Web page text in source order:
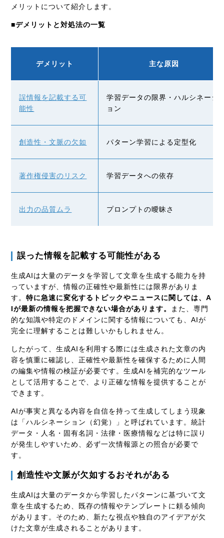
メリットについて紹介します。
■デメリットと対処法の一覧
デメリット 主な原因
誤情報を記載する可
能性
学習データの限界・ハルシネーシ
ョン
創造性・文脈の欠如 パターン学習による定型化
著作権侵害のリスク 学習データへの依存
出力の品質ムラ プロンプトの曖昧さ
誤った情報を記載する可能性がある
生成AIは大量のデータを学習して文章を生成する能力を持
っていますが、情報の正確性や最新性には限界がありま
す。特に急速に変化するトピックやニュースに関しては、A
Iが最新の情報を把握できない場合があります。
また、専門
的な知識や特定のドメインに関する情報についても、AIが
完全に理解することは難しいかもしれません。
したがって、生成AIを利用する際には生成された文章の内
容を慎重に確認し、正確性や最新性を確保するために人間
の編集や情報の検証が必要です。生成AIを補完的なツール
として活用することで、より正確な情報を提供することが
できます。
AIが事実と異なる内容を自信を持って生成してしまう現象
は「ハルシネーション（幻覚）」と呼ばれています。統計
データ・人名・固有名詞・法律・医療情報などは特に誤り
が発生しやすいため、必ず一次情報源との照合が必要で
す。
創造性や文脈が欠如するおそれがある
生成AIは大量のデータから学習したパターンに基づいて文
章を生成するため、既存の情報やテンプレートに頼る傾向
があります。そのため、新たな視点や独自のアイデアが欠
けた文章が生成されることがあります。